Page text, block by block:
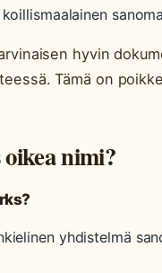
hyvin
Tämä on
nimi?
yhdistelmä